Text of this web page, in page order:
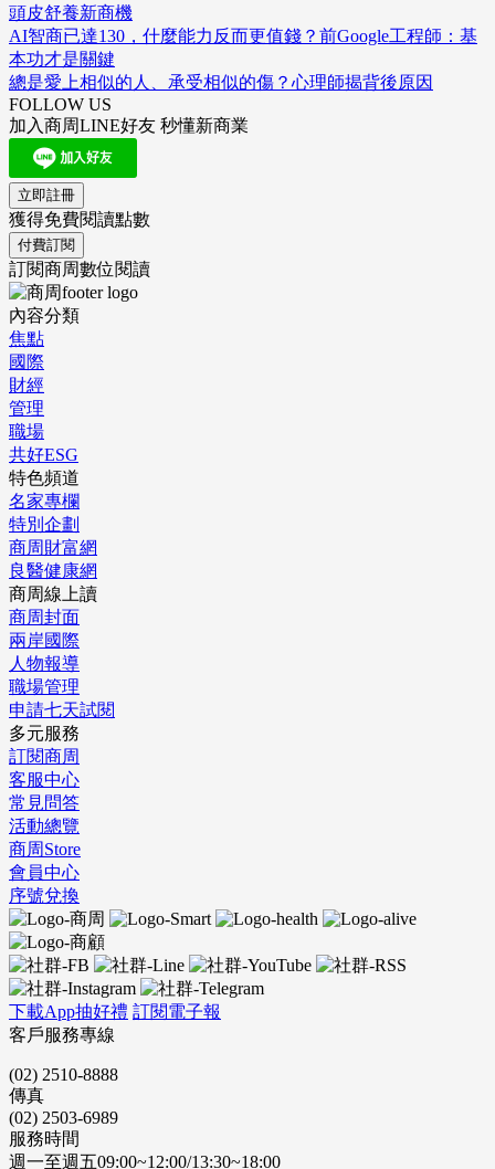
頭皮舒養新商機
AI智商已達130，什麼能力反而更值錢？前Google工程師：基
本功才是關鍵
總是愛上相似的人、承受相似的傷？心理師揭背後原因
FOLLOW US
加入商周LINE好友 秒懂新商業
立即註冊
獲得免費閱讀點數
付費訂閱
訂閱商周數位閱讀
內容分類
焦點
國際
財經
管理
職場
共好ESG
特色頻道
名家專欄
特別企劃
商周財富網
良醫健康網
商周線上讀
商周封面
兩岸國際
人物報導
職場管理
申請七天試閱
多元服務
訂閱商周
客服中心
常見問答
活動總覽
商周Store
會員中心
序號兌換
下載App抽好禮 訂閱電子報
客戶服務專線
(02) 2510-8888
傳真
(02) 2503-6989
服務時間
週一至週五09:00~12:00/13:30~18:00